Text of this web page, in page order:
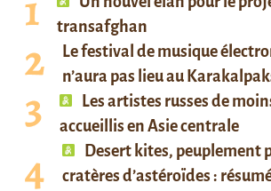
transafghan
Le festival de musique
n’aura pas lieu au
Les artistes russes de
accueillis en Asie centrale
Desert kites, peuplement
cratères d’astéroïdes :